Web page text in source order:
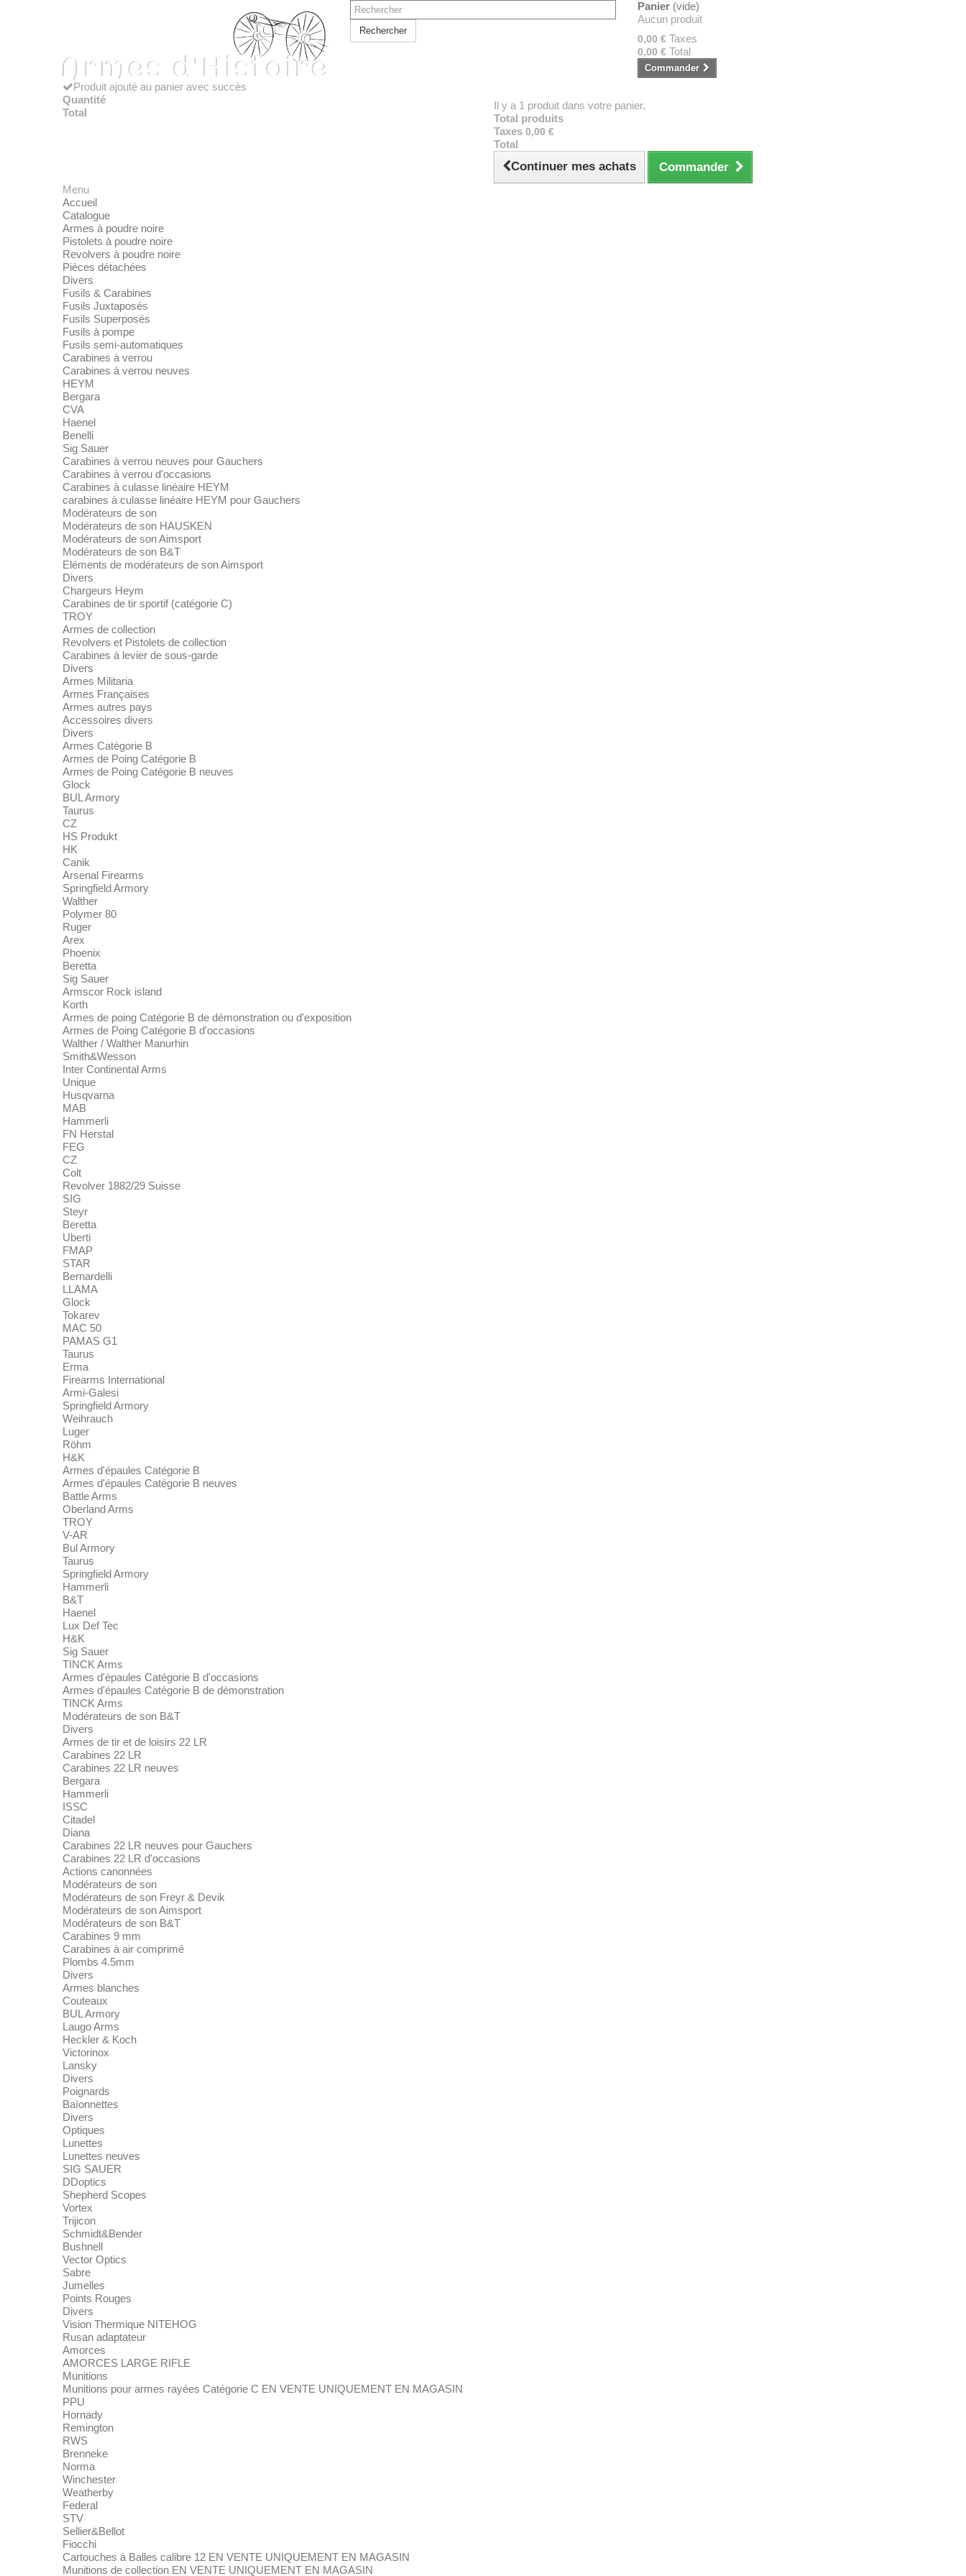
Rechercher
Panier (vide)
Aucun produit
0,00 € Taxes
0,00 € Total
Commander
Produit ajouté au panier avec succès
Quantité
Total
Il y a 1 produit dans votre panier.
Total produits
Taxes 0,00 €
Total
Continuer mes achats Commander
Menu
Accueil
Catalogue
Armes à poudre noire
Pistolets à poudre noire
Revolvers à poudre noire
Pièces détachées
Divers
Fusils & Carabines
Fusils Juxtaposés
Fusils Superposés
Fusils à pompe
Fusils semi-automatiques
Carabines à verrou
Carabines à verrou neuves
HEYM
Bergara
CVA
Haenel
Benelli
Sig Sauer
Carabines à verrou neuves pour Gauchers
Carabines à verrou d'occasions
Carabines à culasse linéaire HEYM
carabines à culasse linéaire HEYM pour Gauchers
Modérateurs de son
Modérateurs de son HAUSKEN
Modérateurs de son Aimsport
Modérateurs de son B&T
Eléments de modérateurs de son Aimsport
Divers
Chargeurs Heym
Carabines de tir sportif (catégorie C)
TROY
Armes de collection
Revolvers et Pistolets de collection
Carabines à levier de sous-garde
Divers
Armes Militaria
Armes Françaises
Armes autres pays
Accessoires divers
Divers
Armes Catégorie B
Armes de Poing Catégorie B
Armes de Poing Catégorie B neuves
Glock
BUL Armory
Taurus
CZ
HS Produkt
HK
Canik
Arsenal Firearms
Springfield Armory
Walther
Polymer 80
Ruger
Arex
Phoenix
Beretta
Sig Sauer
Armscor Rock island
Korth
Armes de poing Catégorie B de démonstration ou d'exposition
Armes de Poing Catégorie B d'occasions
Walther / Walther Manurhin
Smith&Wesson
Inter Continental Arms
Unique
Husqvarna
MAB
Hammerli
FN Herstal
FEG
CZ
Colt
Revolver 1882/29 Suisse
SIG
Steyr
Beretta
Uberti
FMAP
STAR
Bernardelli
LLAMA
Glock
Tokarev
MAC 50
PAMAS G1
Taurus
Erma
Firearms International
Armi-Galesi
Springfield Armory
Weihrauch
Luger
Röhm
H&K
Armes d'épaules Catégorie B
Armes d'épaules Catégorie B neuves
Battle Arms
Oberland Arms
TROY
V-AR
Bul Armory
Taurus
Springfield Armory
Hammerli
B&T
Haenel
Lux Def Tec
H&K
Sig Sauer
TINCK Arms
Armes d'épaules Catégorie B d'occasions
Armes d'épaules Catégorie B de démonstration
TINCK Arms
Modérateurs de son B&T
Divers
Armes de tir et de loisirs 22 LR
Carabines 22 LR
Carabines 22 LR neuves
Bergara
Hammerli
ISSC
Citadel
Diana
Carabines 22 LR neuves pour Gauchers
Carabines 22 LR d'occasions
Actions canonnées
Modérateurs de son
Modérateurs de son Freyr & Devik
Modérateurs de son Aimsport
Modérateurs de son B&T
Carabines 9 mm
Carabines à air comprimé
Plombs 4.5mm
Divers
Armes blanches
Couteaux
BUL Armory
Laugo Arms
Heckler & Koch
Victorinox
Lansky
Divers
Poignards
Baïonnettes
Divers
Optiques
Lunettes
Lunettes neuves
SIG SAUER
DDoptics
Shepherd Scopes
Vortex
Trijicon
Schmidt&Bender
Bushnell
Vector Optics
Sabre
Jumelles
Points Rouges
Divers
Vision Thermique NITEHOG
Rusan adaptateur
Amorces
AMORCES LARGE RIFLE
Munitions
Munitions pour armes rayées Catégorie C EN VENTE UNIQUEMENT EN MAGASIN
PPU
Hornady
Remington
RWS
Brenneke
Norma
Winchester
Weatherby
Federal
STV
Sellier&Bellot
Fiocchi
Cartouches à Balles calibre 12 EN VENTE UNIQUEMENT EN MAGASIN
Munitions de collection EN VENTE UNIQUEMENT EN MAGASIN